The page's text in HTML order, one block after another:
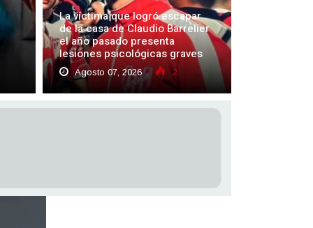
La víctima que logró escapar
de la casa de Claudio Barrelier
el año pasado presenta
lesiones psicológicas graves
Agosto 07, 2026 2